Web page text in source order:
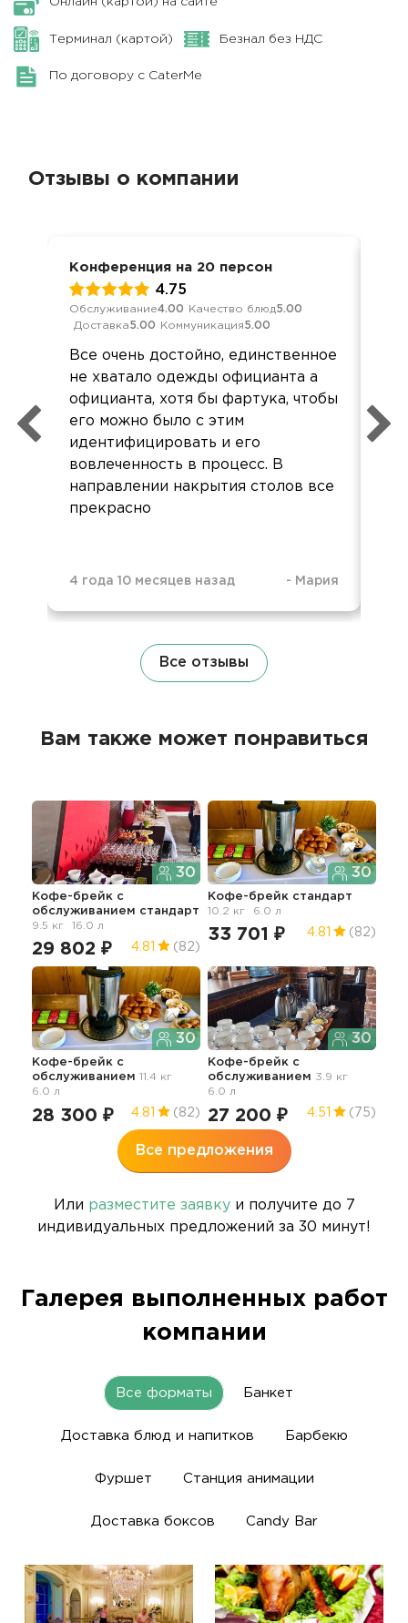
Терминал (картой) Безнал без НДС
По договору с CaterMe
Отзывы о компании
Конференция на 20 персон
4.75
Обслуживание4.00 Качество блюд5.00
Доставка5.00 Коммуникация5.00
Все очень достойно, единственное
не хватало одежды официанта а
официанта, хотя бы фартука, чтобы
его можно было с этим
идентифицировать и его
вовлеченность в процесс. В
направлении накрытия столов все
прекрасно
4 года 10 месяцев назад - Мария
Все отзывы
Вам также может понравиться
30
Кофе-брейк с
обслуживанием стандарт
9.5 кг
16.0 л
29 802 ₽ 4.81 (82)
30
Кофе-брейк стандарт
10.2 кг
6.0 л
33 701 ₽ 4.81 (82)
30
Кофе-брейк с
обслуживанием 11.4 кг
6.0 л
28 300 ₽ 4.81 (82)
30
Кофе-брейк с
обслуживанием 3.9 кг
6.0 л
27 200 ₽ 4.51 (75)
Все предложения
Или разместите заявкуи получите до 7
индивидуальных предложений за 30 минут!
Галерея выполненных работ
компании
Все форматы Банкет
Доставка блюд и напитков Барбекю
Фуршет Станция анимации
Доставка боксов Candy Bar